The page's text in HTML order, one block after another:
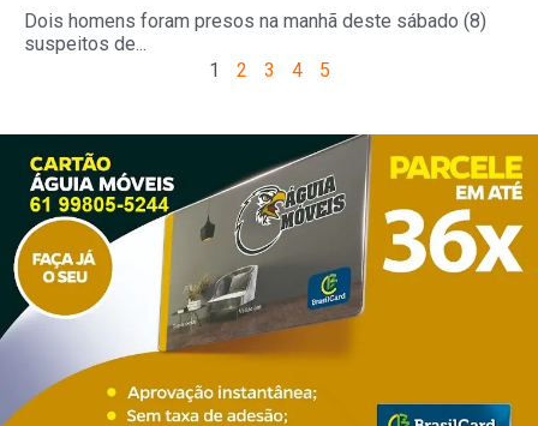
Dois homens foram presos na manhã deste sábado (8)
suspeitos de...
1
2 3 4 5